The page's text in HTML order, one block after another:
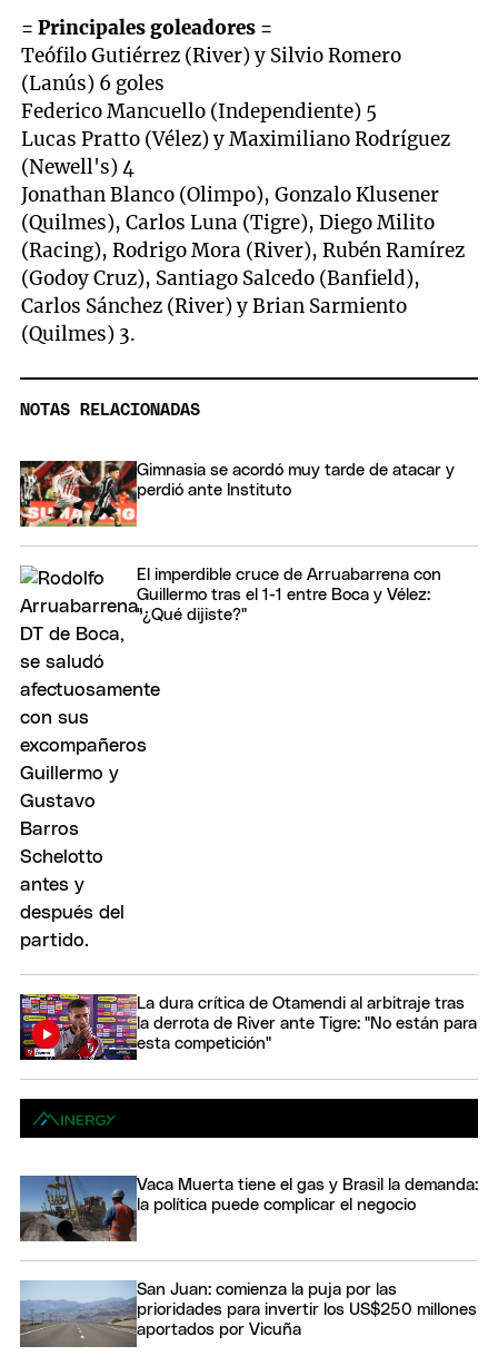
= Principales goleadores =
Teófilo Gutiérrez (River) y Silvio Romero
(Lanús) 6 goles
Federico Mancuello (Independiente) 5
Lucas Pratto (Vélez) y Maximiliano Rodríguez
(Newell's) 4
Jonathan Blanco (Olimpo), Gonzalo Klusener
(Quilmes), Carlos Luna (Tigre), Diego Milito
(Racing), Rodrigo Mora (River), Rubén Ramírez
(Godoy Cruz), Santiago Salcedo (Banfield),
Carlos Sánchez (River) y Brian Sarmiento
(Quilmes) 3.
NOTAS RELACIONADAS
Gimnasia se acordó muy tarde de atacar y
perdió ante Instituto
El imperdible cruce de Arruabarrena con
Guillermo tras el 1-1 entre Boca y Vélez:
"¿Qué dijiste?"
La dura crítica de Otamendi al arbitraje tras
la derrota de River ante Tigre: "No están para
esta competición"
Vaca Muerta tiene el gas y Brasil la demanda:
la política puede complicar el negocio
San Juan: comienza la puja por las
prioridades para invertir los US$250 millones
aportados por Vicuña